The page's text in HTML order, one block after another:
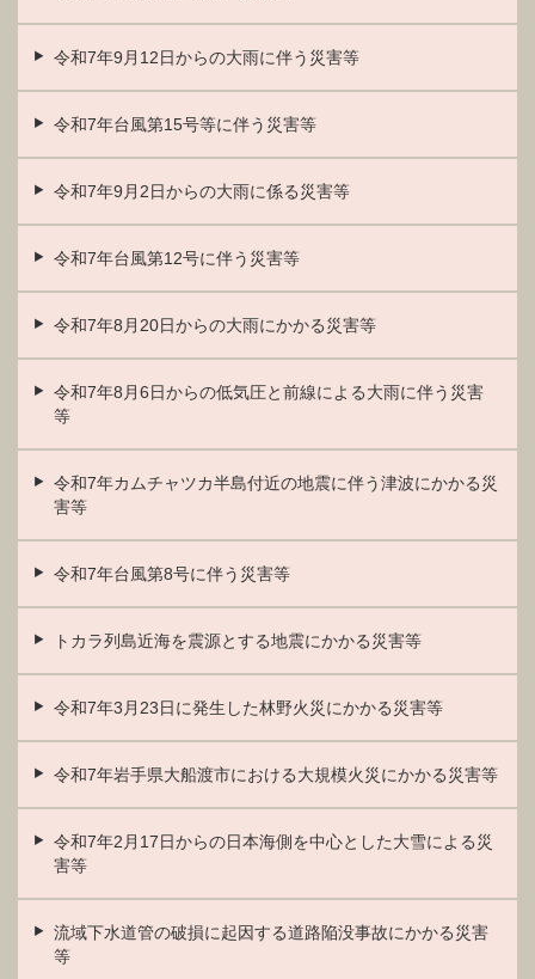
令和7年9月12日からの大雨に伴う災害等
令和7年台風第15号等に伴う災害等
令和7年9月2日からの大雨に係る災害等
令和7年台風第12号に伴う災害等
令和7年8月20日からの大雨にかかる災害等
令和7年8月6日からの低気圧と前線による大雨に伴う災害
等
令和7年カムチャツカ半島付近の地震に伴う津波にかかる災
害等
令和7年台風第8号に伴う災害等
トカラ列島近海を震源とする地震にかかる災害等
令和7年3月23日に発生した林野火災にかかる災害等
令和7年岩手県大船渡市における大規模火災にかかる災害等
令和7年2月17日からの日本海側を中心とした大雪による災
害等
流域下水道管の破損に起因する道路陥没事故にかかる災害
等